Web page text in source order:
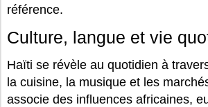
référence.
Culture, langue et vie
Haïti se révèle au quotidien à
la cuisine, la musique et les
associe des influences africaines,